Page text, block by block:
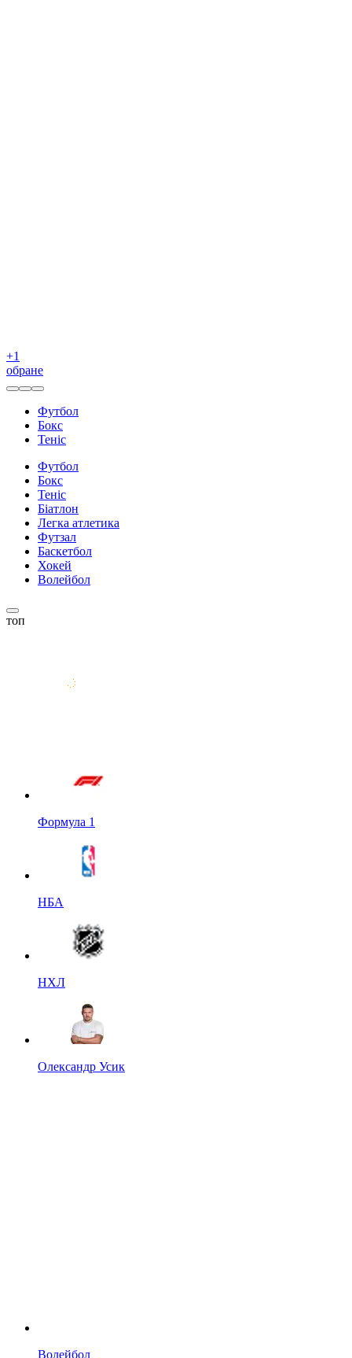
+1
обране
Футбол
Бокс
Теніс
Футбол
Бокс
Теніс
Біатлон
Легка атлетика
Футзал
Баскетбол
Хокей
Волейбол
топ
Формула 1
НБА
НХЛ
Олександр Усик
Волейбол